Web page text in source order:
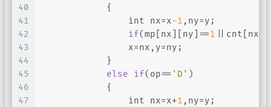
40
41
42
43
44
45
46
47
            {
int nx=x-1 ,ny=y;
if(mp[nx][ny]==1
                x=nx,y=ny;
            }
else
if(op== 'D' )
            {
int nx=x+1 ,ny=y;